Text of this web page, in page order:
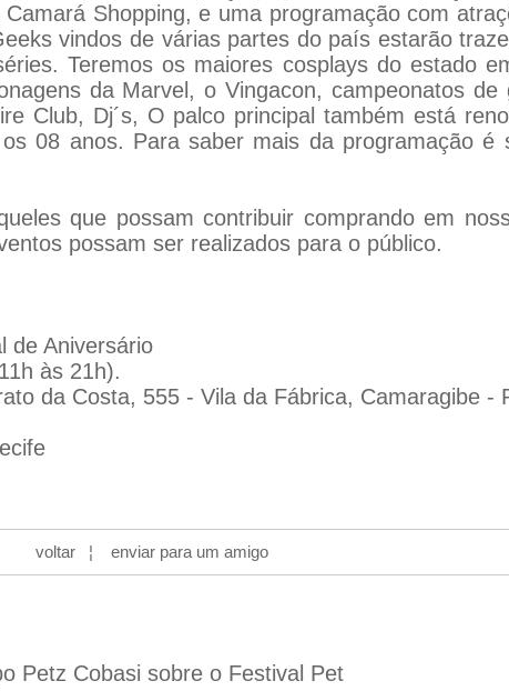
Shopping, e uma programação com
vindos de várias partes do país estarão
Teremos os maiores cosplays do estado
da Marvel, o Vingacon, campeonatos
Club, Dj´s, O palco principal também está
08 anos. Para saber mais da programação é
que possam contribuir comprando em
possam ser realizados para o público.
de Aniversário
às 21h).
da Costa, 555 - Vila da Fábrica, Camaragibe -
voltar ¦ enviar para um amigo
Petz Cobasi sobre o Festival Pet